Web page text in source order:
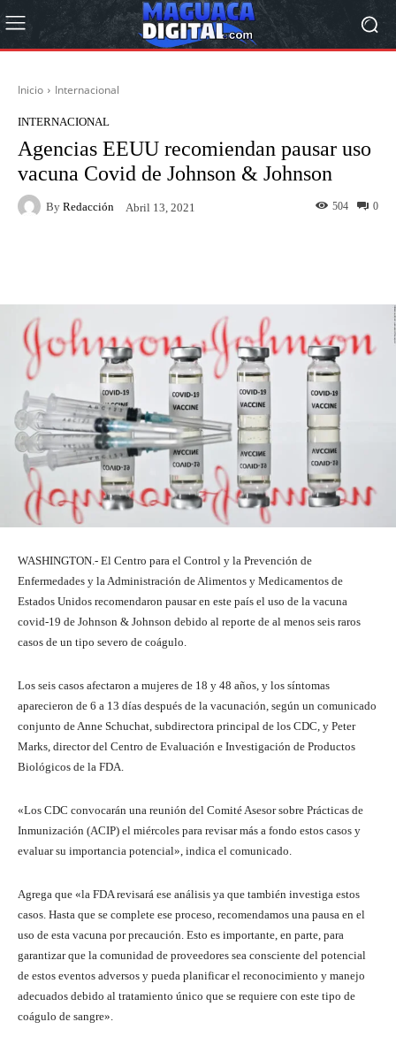
Inicio Internacional
INTERNACIONAL
Agencias EEUU recomiendan pausar uso
vacuna Covid de Johnson & Johnson
By Redacción Abril 13, 2021 0
504
WASHINGTON.- El Centro para el Control y la Prevención de
Enfermedades y la Administración de Alimentos y Medicamentos de
Estados Unidos recomendaron pausar en este país el uso de la vacuna
covid-19 de Johnson & Johnson debido al reporte de al menos seis raros
casos de un tipo severo de coágulo.
Los seis casos afectaron a mujeres de 18 y 48 años, y los síntomas
aparecieron de 6 a 13 días después de la vacunación, según un comunicado
conjunto de Anne Schuchat, subdirectora principal de los CDC, y Peter
Marks, director del Centro de Evaluación e Investigación de Productos
Biológicos de la FDA.
«Los CDC convocarán una reunión del Comité Asesor sobre Prácticas de
Inmunización (ACIP) el miércoles para revisar más a fondo estos casos y
evaluar su importancia potencial», indica el comunicado.
Agrega que «la FDA revisará ese análisis ya que también investiga estos
casos. Hasta que se complete ese proceso, recomendamos una pausa en el
uso de esta vacuna por precaución. Esto es importante, en parte, para
garantizar que la comunidad de proveedores sea consciente del potencial
de estos eventos adversos y pueda planificar el reconocimiento y manejo
adecuados debido al tratamiento único que se requiere con este tipo de
coágulo de sangre».